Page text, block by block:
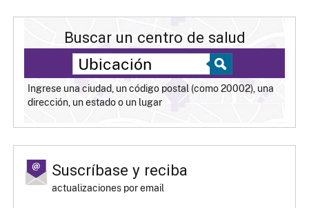
Buscar un centro de salud
Ingrese una ciudad, un código postal (como 20002), una
dirección, un estado o un lugar
Suscríbase y reciba
actualizaciones por email